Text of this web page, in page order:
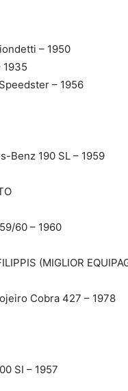
– 1950
1935
– 1956
Benz 190 SL – 1959
60 – 1960
(MIGLIOR
Cobra 427 – 1978
SI – 1957